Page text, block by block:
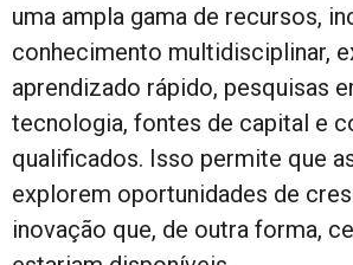
uma ampla gama de recursos,
conhecimento multidisciplinar,
aprendizado rápido, pesquisas
tecnologia, fontes de capital e
qualificados. Isso permite que
explorem oportunidades de
inovação que, de outra forma,